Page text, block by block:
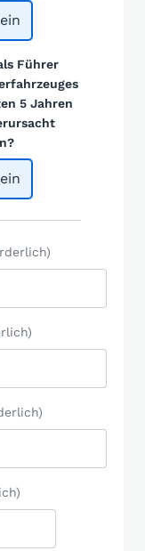
Führer
5 Jahren